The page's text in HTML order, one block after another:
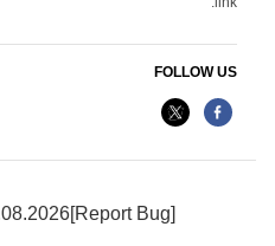
FOLLOW US
8.08.2026 14:01:05 #1.11#